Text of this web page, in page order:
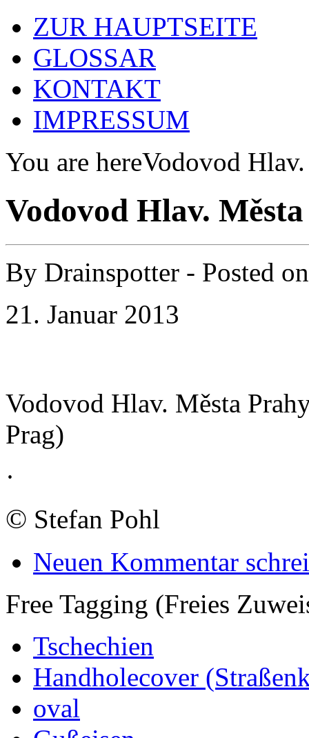
ZUR HAUPTSEITE
GLOSSAR
KONTAKT
IMPRESSUM
You are hereVodovod
Vodovod Hlav.
By Drainspotter - Posted
21. Januar 2013
Vodovod Hlav. Města
Prag)
·
© Stefan Pohl
Neuen Kommentar
Free Tagging (Freies
Tschechien
Handholecover
oval